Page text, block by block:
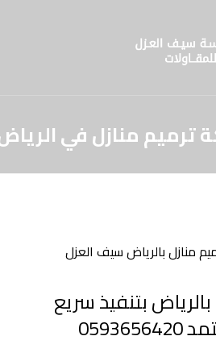
منازل في
بتنفيذ سريع